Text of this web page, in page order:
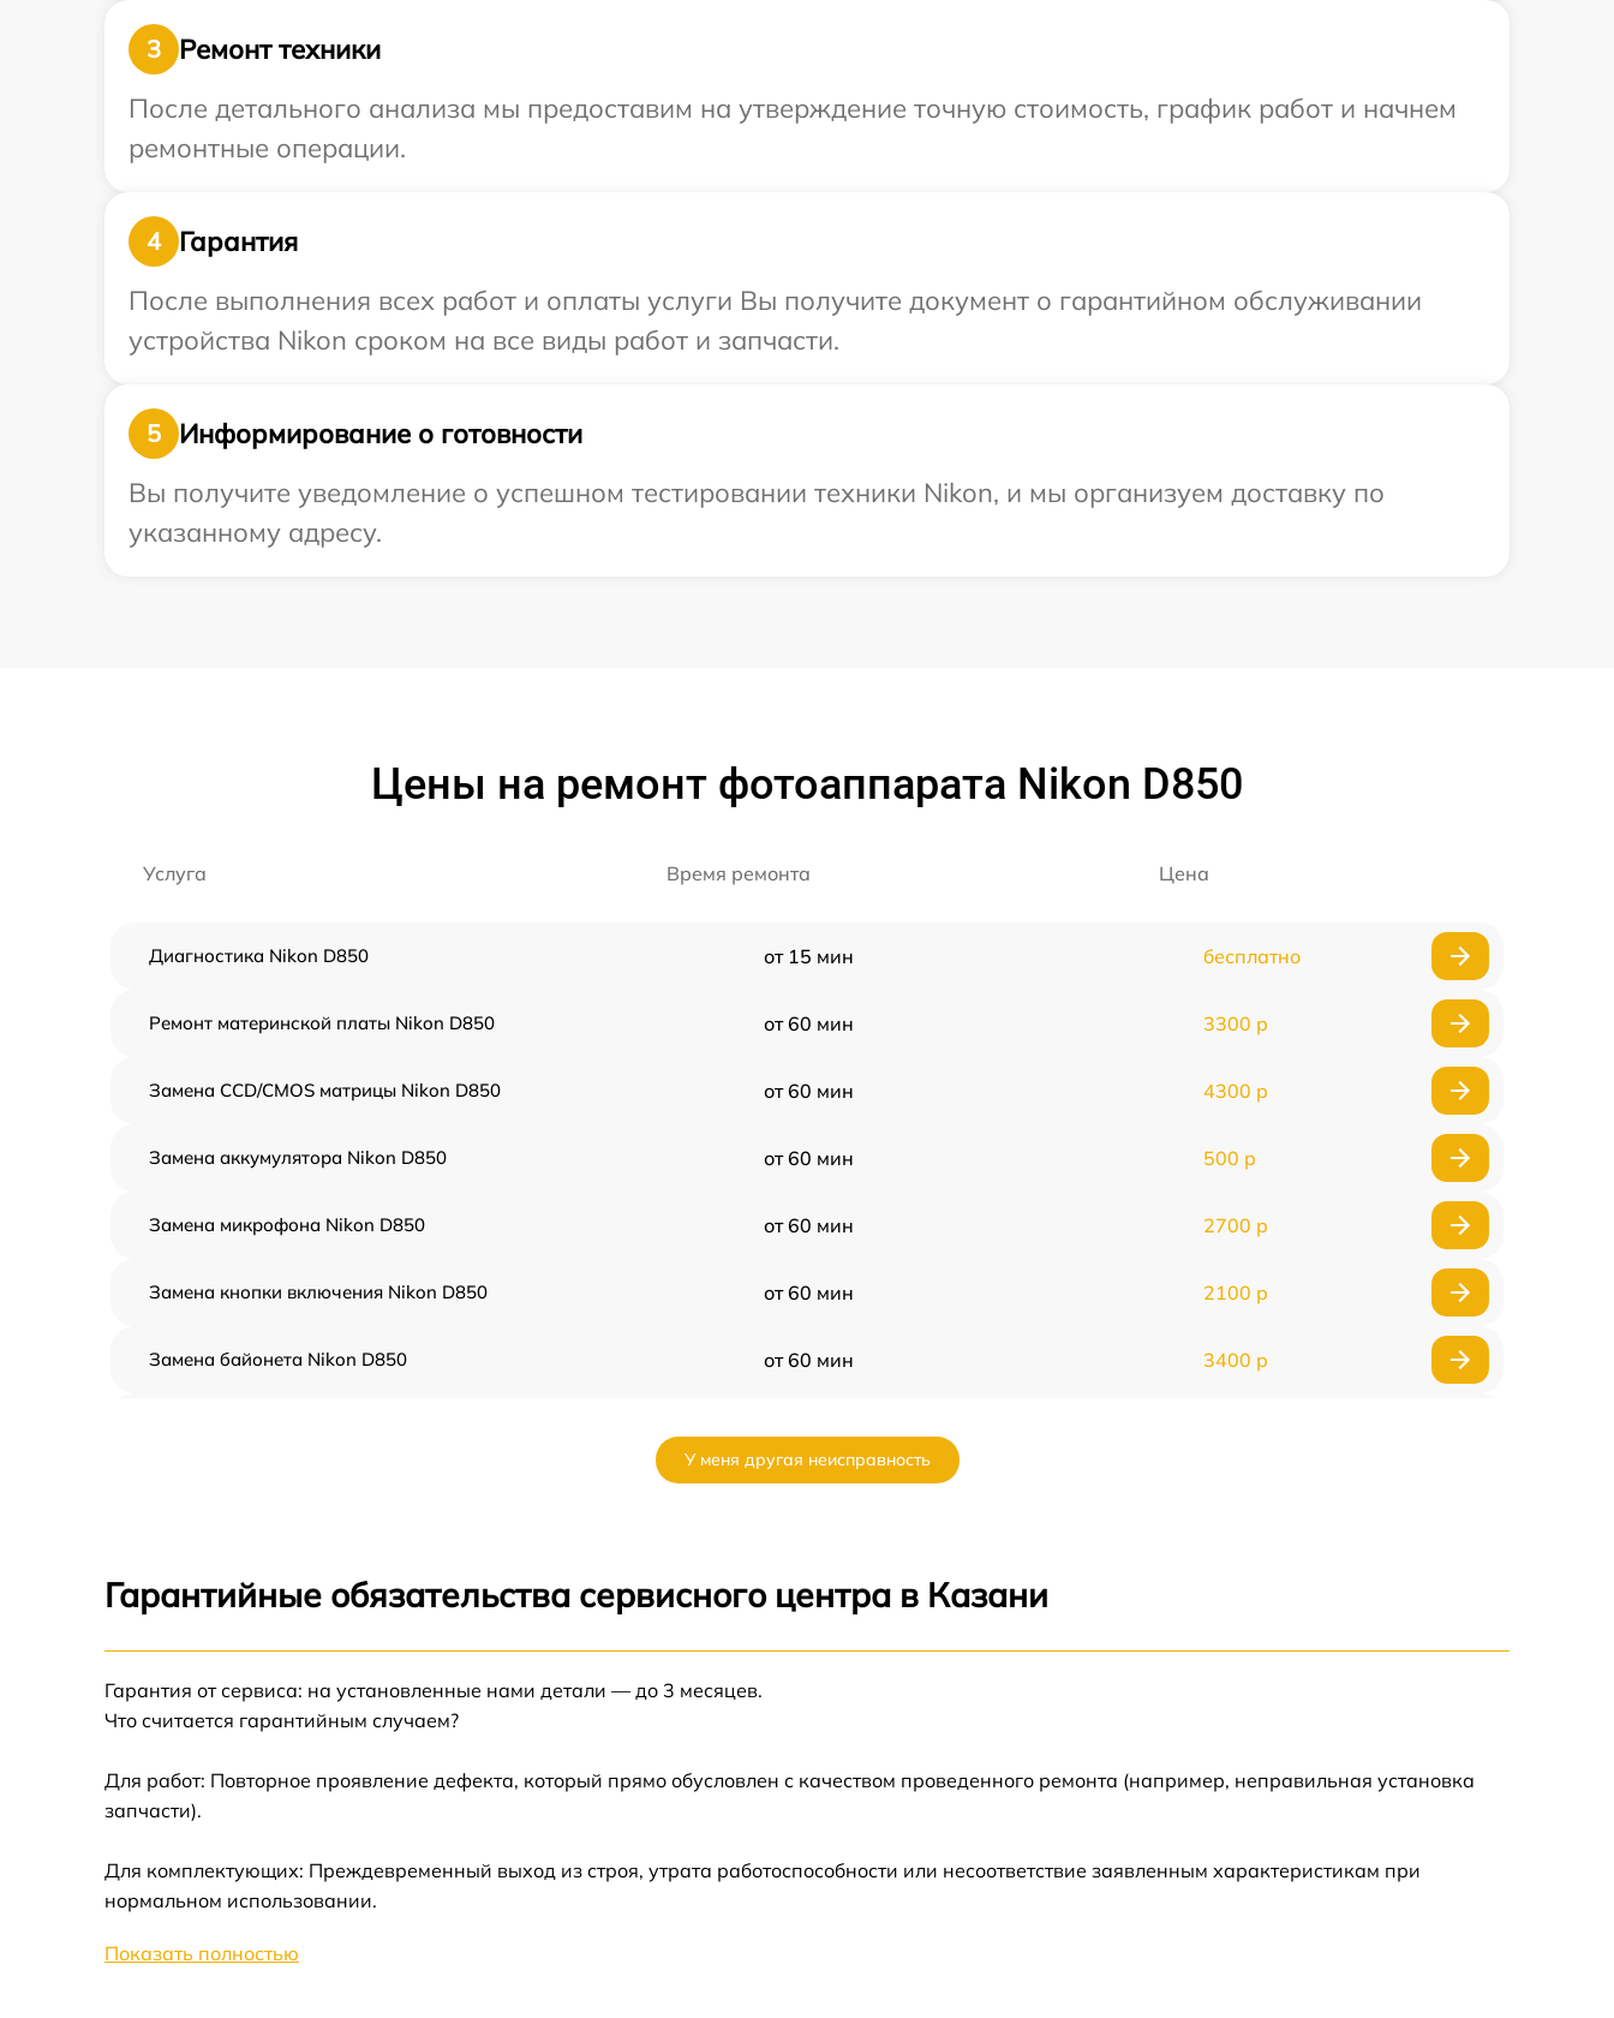
3
Ремонт техники
После детального анализа мы предоставим на утверждение точную стоимость, график работ и начнем
ремонтные операции.
4
Гарантия
После выполнения всех работ и оплаты услуги Вы получите документ о гарантийном обслуживании
устройства Nikon сроком на все виды работ и запчасти.
5
Информирование о готовности
Вы получите уведомление о успешном тестировании техники Nikon, и мы организуем доставку по
указанному адресу.
Цены на ремонт фотоаппарата Nikon D850
Услуга Время ремонта Цена
Диагностика Nikon D850 от 15 мин бесплатно
Ремонт материнской платы Nikon D850 от 60 мин 3300 р
Замена CCD/CMOS матрицы Nikon D850 от 60 мин 4300 р
Замена аккумулятора Nikon D850 от 60 мин 500 р
Замена микрофона Nikon D850 от 60 мин 2700 р
Замена кнопки включения Nikon D850 от 60 мин 2100 р
Замена байонета Nikon D850 от 60 мин 3400 р
Замена затвора Nikon D850
Замена дисплея (экрана) Nikon D850
Замена фокусировочного экрана Nikon D850
У меня другая неисправность
Гарантийные обязательства сервисного центра в Казани
Гарантия от сервиса: на установленные нами детали — до 3 месяцев.
Что считается гарантийным случаем?
Для работ: Повторное проявление дефекта, который прямо обусловлен с качеством проведенного ремонта (например, неправильная установка
запчасти).
Для комплектующих: Преждевременный выход из строя, утрата работоспособности или несоответствие заявленным характеристикам при
нормальном использовании.
Показать полностью